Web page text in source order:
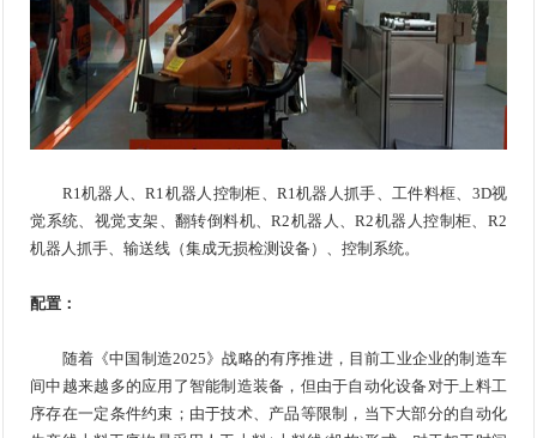
R1机器人、R1机器人控制柜、R1机器人抓手、工件料框、3D视
觉系统、视觉支架、翻转倒料机、R2机器人、R2机器人控制柜、R2
机器人抓手、输送线（集成无损检测设备）、控制系统。
配置：
随着《中国制造2025》战略的有序推进，目前工业企业的制造车
间中越来越多的应用了智能制造装备，但由于自动化设备对于上料工
序存在一定条件约束；由于技术、产品等限制，当下大部分的自动化